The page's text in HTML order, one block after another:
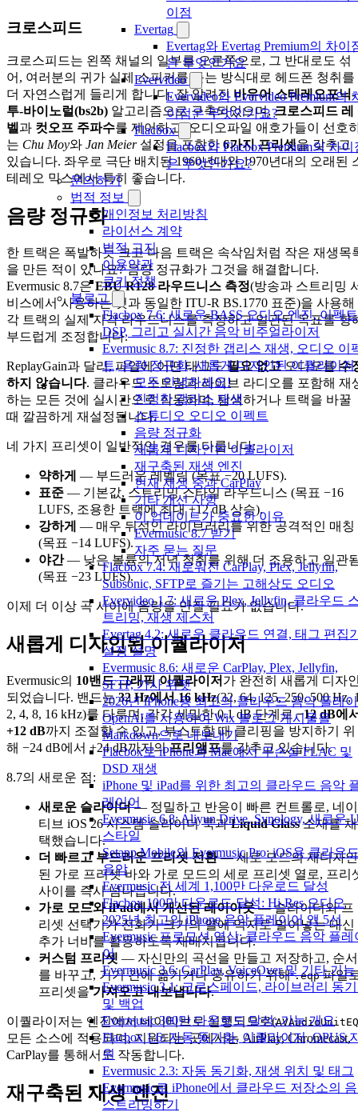
이점
Evertag
Evertag와 Evertag Premium의 차이
은 무엇인가요
Evervideo
Evervideo와 Evervideo Premium의
이점은 무엇인가요?
Flacbox
Flacbox와 Flacbox Premium의 차이
은 무엇인가요?
문의하기
법적 정보
개인정보 처리방침
라이선스 계약
법적 고지
이용약관
쿠키 정책
블로그
Flacbox 7.6: 새로운 BASS 오디오 엔진, 이펙
DSP, 그리고 실시간 음악 비주얼라이저
Evermusic 8.7: 진정한 갭리스 재생, 오디오 이
트, 음량 정규화, 새롭게 디자인된 이퀄라이저
모두 안녕하세요!
진정한 갭리스 재생
스튜디오 오디오 이펙트
음량 정규화
새롭게 디자인된 이퀄라이저
재구축된 재생 엔진
현재 재생 중과 CarPlay
기타 개선 사항
이 업데이트가 중요한 이유
Evermusic 8.7 받기
자주 묻는 질문
Flacbox 7.4: 새로워진 CarPlay, Plex, Jellyfin,
Subsonic, SFTP로 즐기는 고해상도 오디오
Evervideo 1.7: 새로운 Plex, Jellyfin, 클라우드
트리밍, 재생 제스처
Evertag 4.2: 새로운 클라우드 연결, 태그 편집
설정 설명
Evermusic 8.6: 새로운 CarPlay, Plex, Jellyfin,
SFTP, 가사 위젯
2026년 iPhone용 최고의 클라우드 음악 플레
OpenAI를 사용하여 Wix 블로그 게시물을
Markdown으로 내보내기
Flacbox로 iPhone과 Mac에서 무손실 FLAC 및
DSD 재생
iPhone 및 iPad를 위한 최고의 클라우드 음악
레이어
Evermusic 6.8: Aliyun Drive, Synology, 새로운
스타일
Setapp Mobile의 Evermusic Pro: iOS용 클라우
음악
Evermusic 전 세계 1,100만 다운로드 달성
Flacbox 100만 다운로드 달성: Hi-Res 오디오
2025년 최고의 iPhone 음악 플레이어 앱 5선
Evermusic 프로모션 영상: 클라우드 음악 플레
어
Evermusic 3.6: CarPlay, VoiceOver 및 기타 기능
Evermusic 3.1: 크로스페이드, 라이브러리 동
및 백업
Evermusic 300만 다운로드 달성: 기능 개요
Flacbox 1.6: 자동 동기화, 이퀄라이저, OPUS
원
Evermusic 2.3: 자동 동기화, 재생 위치 및 태그
Evermusic로 iPhone에서 클라우드 저장소의
스트리밍하기
크로스피드
크로스피드는 왼쪽 채널의 일부를 오른쪽으로, 그 반대로도 섞
어, 여러분의 귀가 실제 스피커를 듣는 방식대로 헤드폰 청취를
더 자연스럽게 들리게 합니다. 잘 알려진 바우어 스테레오포닉-
투-바이노럴(bs2b) 알고리즘으로 구축되었으며,크로스피드 레
벨과 컷오프 주파수를 제어하고, 오디오파일 애호가들이 선호
는 Chu Moy와 Jan Meier설정을 포함한 6가지 프리셋을 갖추고
있습니다. 좌우로 극단 배치된 1960년대와 1970년대의 오래된
테레오 믹스에서 특히 좋습니다.
음량 정규화
한 트랙은 폭발하듯 크고 다음 트랙은 속삭임처럼 작은 재생목
을 만든 적이 있나요? 음량 정규화가 그것을 해결합니다.
Evermusic 8.7은EBU R128 라우드니스 측정(방송과 스트리밍
비스에서 사용하는 것과 동일한 ITU-R BS.1770 표준)을 사용해
각 트랙의 실제 지각 라우드니스를 측정하고 일관된 목표를 향
부드럽게 조정합니다.
ReplayGain과 달리, 파일에 어떤 태그도필요 없고오디오를 수
하지 않습니다. 클라우드 스트림과 라이브 라디오를 포함해 재
하는 모든 것에 실시간으로 작동하며, 탐색하거나 트랙을 바꿀
때 깔끔하게 재설정됩니다.
네 가지 프리셋이 일반적인 경우를 다룹니다:
약하게 — 부드러운 레벨링 (목표 −20 LUFS).
표준 — 기본값, 스트리밍 스타일 라우드니스 (목표 −16
LUFS, 조용한 트랙에 최대 +12 dB 상승).
강하게 — 매우 뒤섞인 라이브러리를 위한 공격적인 매칭
(목표 −14 LUFS).
야간— 낮은 볼륨의 저녁 청취를 위해 더 조용하고 일관
(목표 −23 LUFS).
이제 더 이상 곡 사이에 음량을 만질 필요가 없습니다.
새롭게 디자인된 이퀄라이저
Evermusic의 10밴드 그래픽 이퀄라이저 가 완전히 새롭게 디자
되었습니다. 밴드는32 Hz에서 16 kHz(32, 64, 125, 250, 500 Hz,
2, 4, 8, 16 kHz)를 다루며, 각각 세밀한 0.1 dB 단계로−12 dB에
+12 dB까지 조절할 수 있고, 부스트할 때 클리핑을 방지하기 위
해 −24 dB에서 +24 dB까지의프리앰프를 갖추고 있습니다.
8.7의 새로운 점:
새로운 슬라이더— 정밀하고 반응이 빠른 컨트롤로, 네이
티브 iOS 26 시스템 슬라이더 룩과Liquid Glass소재를 채
택했습니다.
더 빠르고 부드러운 프리셋 전환— 세로 모드의 재디자인
된 가로 프리셋 바와 가로 모드의 세로 프리셋 열로, 프리
사이를 즉시 넘나듭니다.
가로 모드와 iPad에서 개선된 레이아웃— 슬라이더와 프
리셋 선택기가 전화기 크기의 열에 억지로 밀어넣는 대신
추가 너비를 활용하도록 재배치됩니다.
커스텀 프리셋 — 자신만의 곡선을 만들고 저장하고, 순서
를 바꾸고, 기기 간에 옮기거나 공유하기 위해.eqp파일
프리셋을가져오고 내보냅니다.
이퀄라이저는 엔진에서 네이티브로 실행되므로(AVAudioUnitEQ
모든 소스에 적용되며, 지원되는 곳에서는 AirPlay, Chromecast,
CarPlay를 통해서도 작동합니다.
재구축된 재생 엔진